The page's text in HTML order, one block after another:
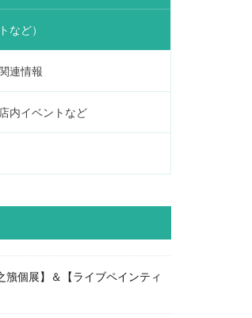
など）
連情報
内イベントなど
個展】＆【ライブペインティ